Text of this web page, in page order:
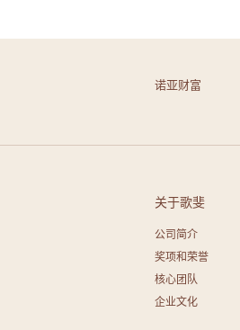
诺亚财富
关于歌斐
公司简介
奖项和荣誉
核心团队
企业文化